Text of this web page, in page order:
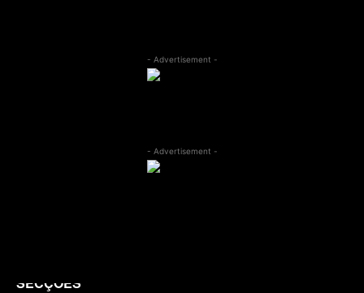
- Advertisement -
- Advertisement -
SECÇÕES